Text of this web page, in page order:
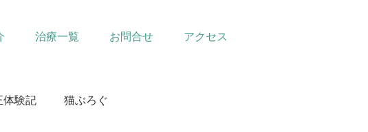
治療一覧 お問合せ アクセス
体験記 猫ぶろぐ